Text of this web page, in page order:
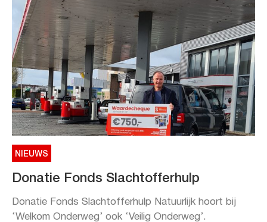
NIEUWS
Donatie Fonds Slachtofferhulp
Donatie Fonds Slachtofferhulp Natuurlijk hoort bij
‘Welkom Onderweg’ ook ‘Veilig Onderweg’.